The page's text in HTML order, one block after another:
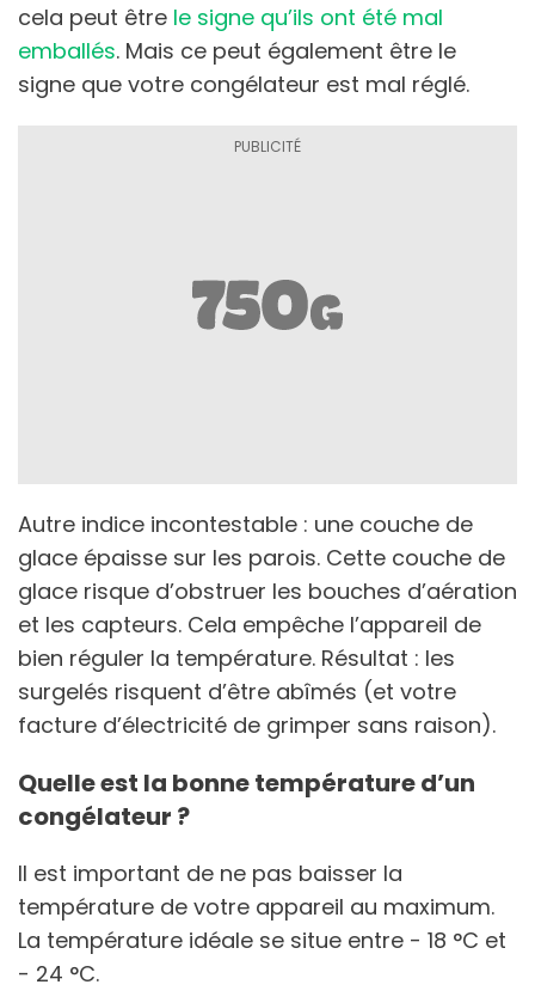
cela peut être le signe qu’ils ont été mal
emballés. Mais ce peut également être le
signe que votre congélateur est mal réglé.
Autre indice incontestable : une couche de
glace épaisse sur les parois. Cette couche de
glace risque d’obstruer les bouches d’aération
et les capteurs. Cela empêche l’appareil de
bien réguler la température. Résultat : les
surgelés risquent d’être abîmés (et votre
facture d’électricité de grimper sans raison).
Quelle est la bonne température d’un
congélateur ?
Il est important de ne pas baisser la
température de votre appareil au maximum.
La température idéale se situe entre - 18 °C et
- 24 °C.